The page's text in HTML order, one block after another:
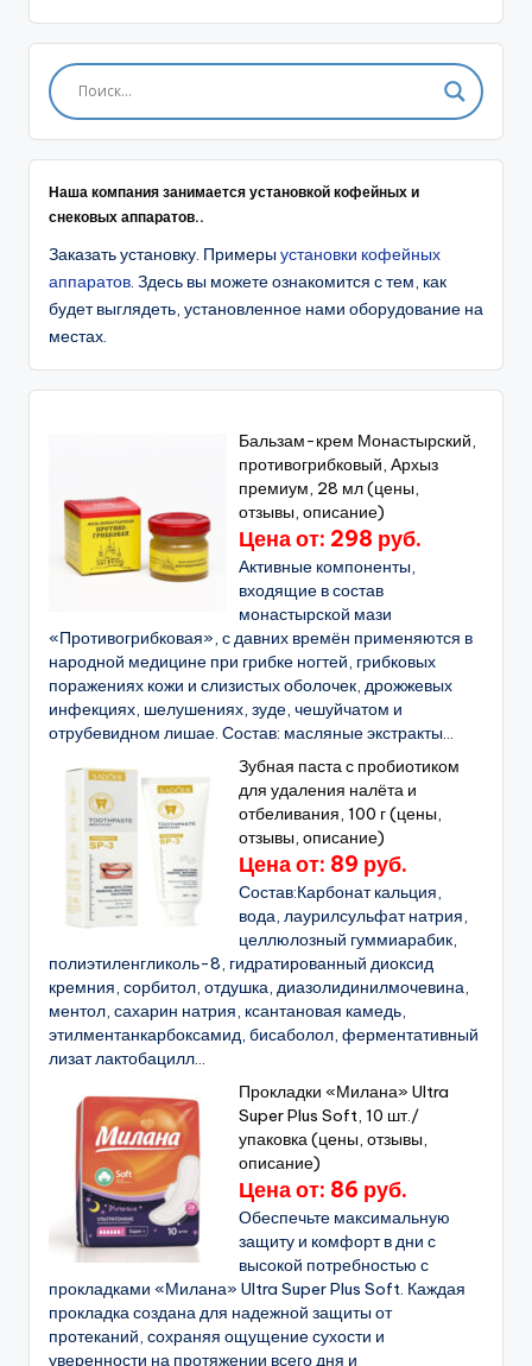
Наша компания занимается установкой кофейных и
снековых аппаратов..
Заказать установку. Примерыустановки кофейных
аппаратов. Здесь вы можете ознакомится с тем, как
будет выглядеть, установленное нами оборудование на
местах.
Бальзам-крем Монастырский,
противогрибковый, Архыз
премиум, 28 мл (цены,
отзывы, описание)
Цена от: 298 руб.
Активные компоненты,
входящие в состав
монастырской мази
«Противогрибковая», с давних времён применяются в
народной медицине при грибке ногтей, грибковых
поражениях кожи и слизистых оболочек, дрожжевых
инфекциях, шелушениях, зуде, чешуйчатом и
отрубевидном лишае. Состав: масляные экстракты...
Зубная паста с пробиотиком
для удаления налёта и
отбеливания, 100 г (цены,
отзывы, описание)
Цена от: 89 руб.
Состав:Карбонат кальция,
вода, лаурилсульфат натрия,
целлюлозный гуммиарабик,
полиэтиленгликоль-8, гидратированный диоксид
кремния, сорбитол, отдушка, диазолидинилмочевина,
ментол, сахарин натрия, ксантановая камедь,
этилментанкарбоксамид, бисаболол, ферментативный
лизат лактобацилл...
Прокладки «Милана» Ultra
Super Plus Soft, 10 шт./
упаковка (цены, отзывы,
описание)
Цена от: 86 руб.
Обеспечьте максимальную
защиту и комфорт в дни с
высокой потребностью с
прокладками «Милана» Ultra Super Plus Soft. Каждая
прокладка создана для надежной защиты от
протеканий, сохраняя ощущение сухости и
уверенности на протяжении всего дня и